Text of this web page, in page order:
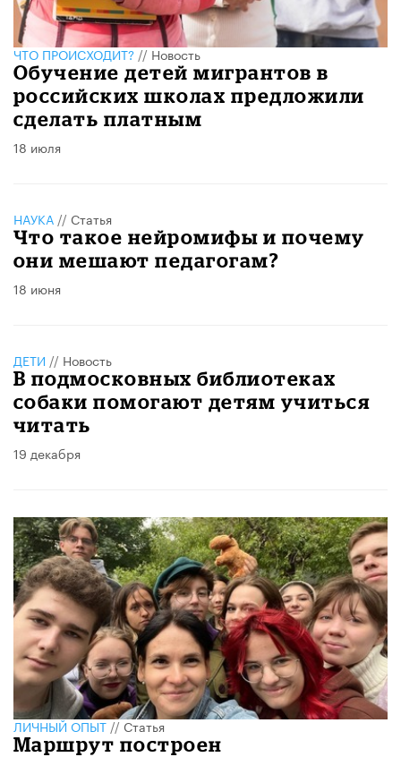
ЧТО ПРОИСХОДИТ?//Новость
Обучение детей мигрантов в
российских школах предложили
сделать платным
18 июля
НАУКА // Статья
Что такое нейромифы и почему
они мешают педагогам?
18 июня
ДЕТИ // Новость
В подмосковных библиотеках
собаки помогают детям учиться
читать
19 декабря
ЛИЧНЫЙ ОПЫТ//Статья
Маршрут построен